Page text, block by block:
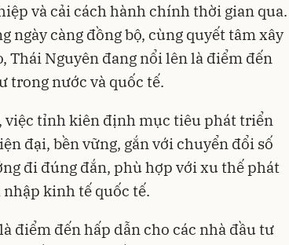
và cải cách hành chính thời gian qua.
ngày càng đồng bộ, cùng quyết tâm xây
Thái Nguyên đang nổi lên là điểm đến
trong nước và quốc tế.
việc tỉnh kiên định mục tiêu phát triển
đại, bền vững, gắn với chuyển đổi số
đi đúng đắn, phù hợp với xu thế phát
kinh tế quốc tế.
điểm đến hấp dẫn cho các nhà đầu tư